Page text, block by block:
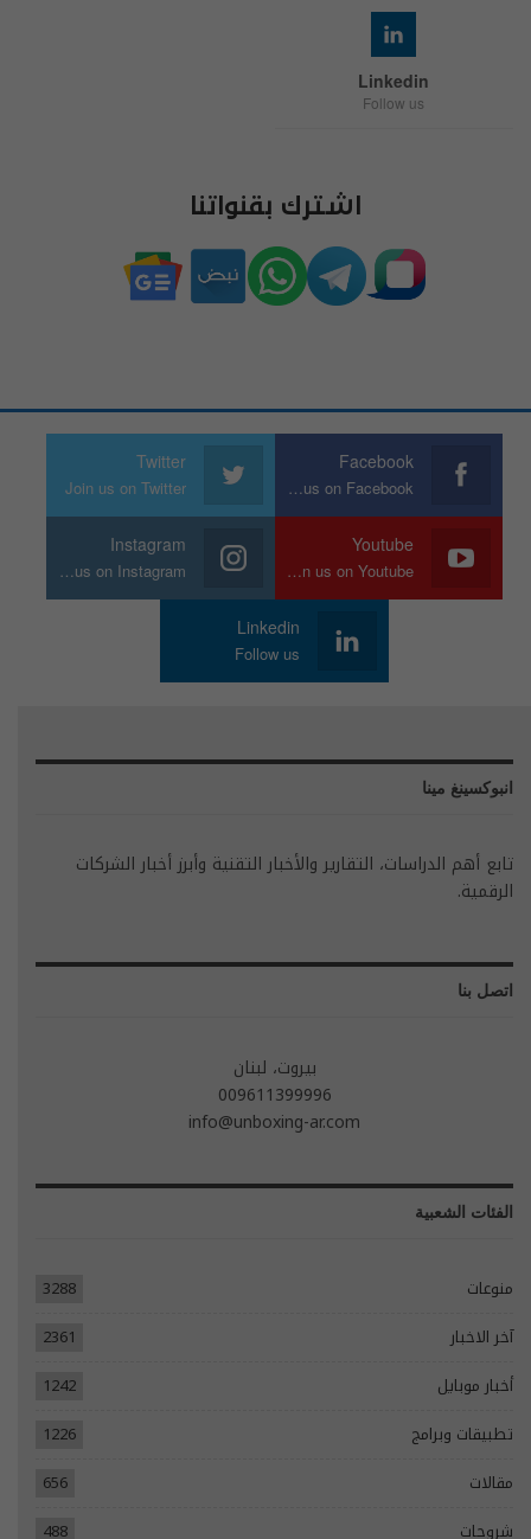
Linkedin
Follow us
اشترك بقنواتنا
Facebook
Join us on Facebook
Twitter
Join us on Twitter
Youtube
Join us on Youtube
Instagram
Join us on Instagram
Linkedin
Follow us
انبوكسينغ مينا
تابع أهم الدراسات، التقارير والأخبار التقنية وأبرز أخبار الشركات
الرقمية.
اتصل بنا
بيروت، لبنان
009611399996
info@unboxing-ar.com
الفئات الشعبية
منوعات
3288
آخر الاخبار
2361
أخبار موبايل
1242
تطبيقات وبرامج
1226
مقالات
656
شروحات
488